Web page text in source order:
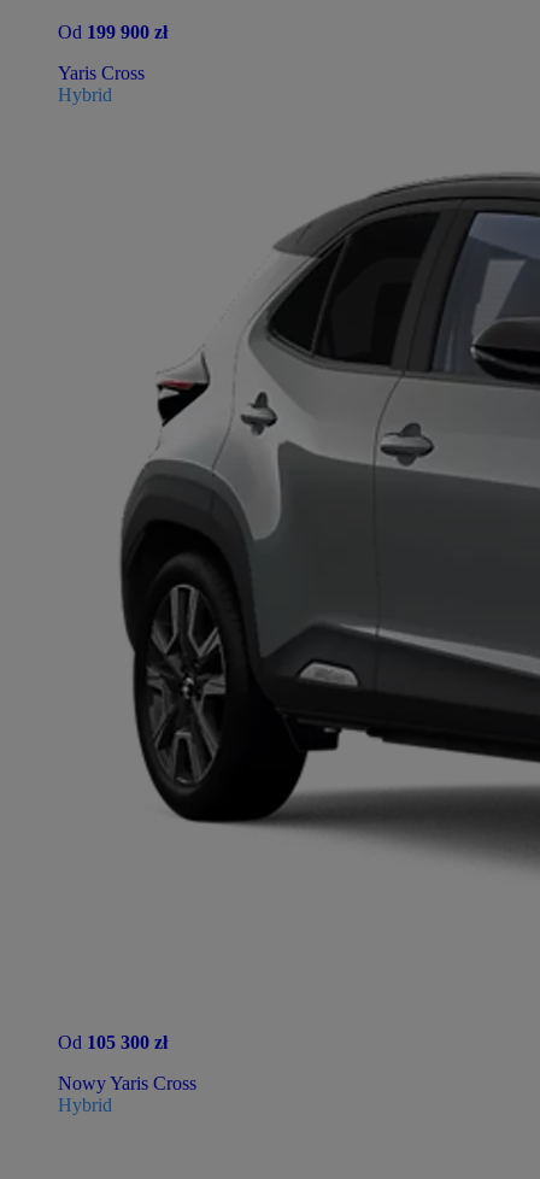
Od 199 900 zł
Yaris Cross
Hybrid
Od 105 300 zł
Nowy Yaris Cross
Hybrid